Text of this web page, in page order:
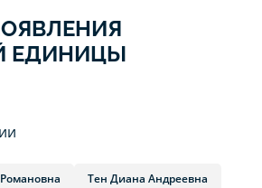
ЕДИНИЦЫ
Тен Диана Андреевна